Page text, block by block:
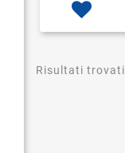
Risultati